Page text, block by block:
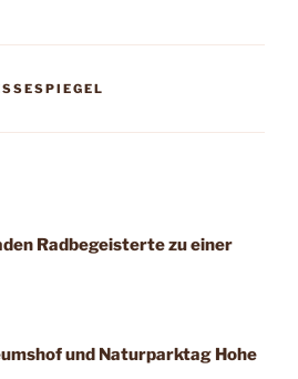
Radbegeisterte zu einer
und Naturparktag Hohe